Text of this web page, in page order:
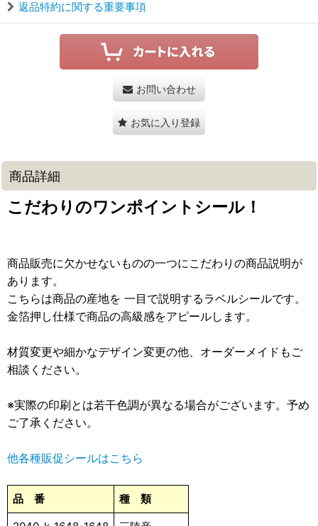
返品特約に関する重要事項
お問い合わせ
お気に入り登録
商品詳細
こだわりのワンポイントシール！
商品販売に欠かせないものの一つにこだわりの商品説明が
あります。
こちらは商品の産地を 一目で説明するラベルシールです。
金箔押し仕様で商品の高級感をアピールします。
材質変更や細かなデザイン変更の他、オーダーメイドもご
相談ください。
※実際の印刷とは若干色調が異なる場合がございます。予め
ご了承ください。
他各種販促シールはこちら
品 番 種 類